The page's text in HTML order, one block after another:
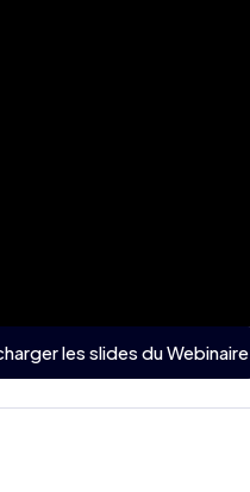
les slides du Webinaire